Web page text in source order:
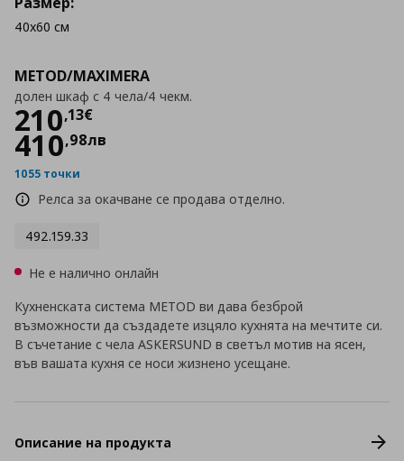
METOD/MAXIMERA
долен шкаф с 4 чела/4 чекм.
210,13€
Цена
410,98лв
1055 точки
Релса за окачване се продава отделно.
492.159.33
40x60 см
Не е налично онлайн
Кухненската система METOD ви дава безброй
възможности да създадете изцяло кухнята на мечтите си.
В съчетание с чела ASKERSUND в светъл мотив на ясен,
във вашата кухня се носи жизнено усещане.
Описание на продукта